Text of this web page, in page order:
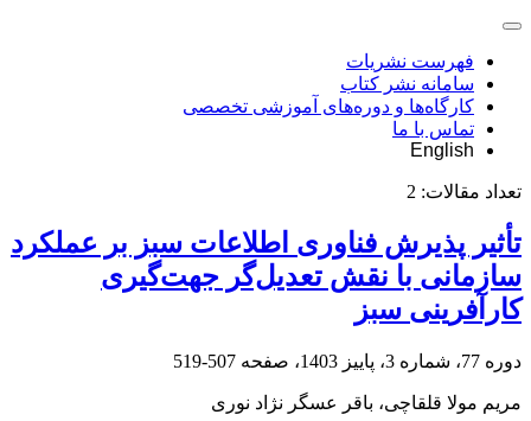
فهرست نشریات
سامانه نشر کتاب
کارگاه‌ها و دوره‌های آموزشی تخصصی
تماس با ما
English
تعداد مقالات: 2
تأثیر پذیرش فناوری اطلاعات سبز بر عملکرد
سازمانی با نقش تعدیل‌گر جهت‌گیری
کارآفرینی سبز
دوره 77، شماره 3، پاییز 1403، صفحه 507-519
مریم مولا قلقاچی، باقر عسگر نژاد نوری